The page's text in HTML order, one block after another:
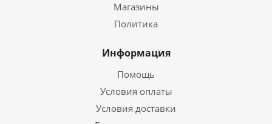
Магазины
Политика
Информация
Помощь
Условия оплаты
Условия доставки